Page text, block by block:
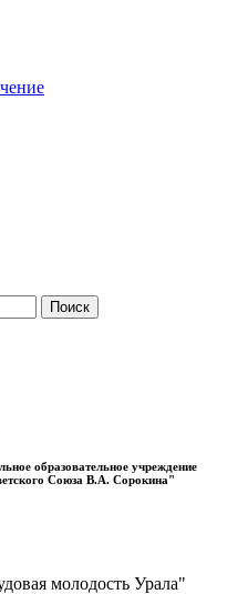
Поиск
образовательное учреждение
Союза В.А. Сорокина"
молодость Урала"